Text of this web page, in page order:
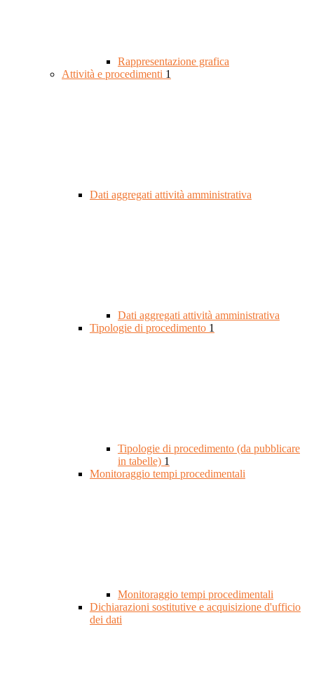
Rappresentazione grafica
Attività e procedimenti 1
Dati aggregati attività amministrativa
Dati aggregati attività amministrativa
Tipologie di procedimento 1
Tipologie di procedimento (da pubblicare
in tabelle) 1
Monitoraggio tempi procedimentali
Monitoraggio tempi procedimentali
Dichiarazioni sostitutive e acquisizione d'ufficio
dei dati